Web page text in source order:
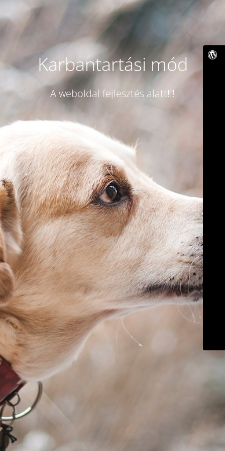
Karbantartási mód
A weboldal fejlesztés alatt!!!